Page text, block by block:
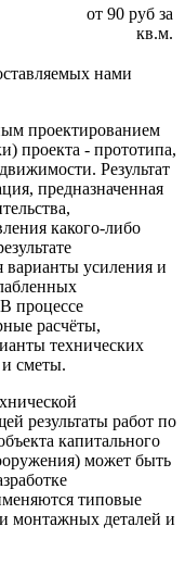
от 90 руб за
кв.м.
нами
проектированием
проекта - прототипа,
Результат
предназначенная
какого-либо
варианты усиления и
процессе
расчёты,
технических
сметы.
результаты работ по
капитального
может быть
типовые
монтажных деталей и